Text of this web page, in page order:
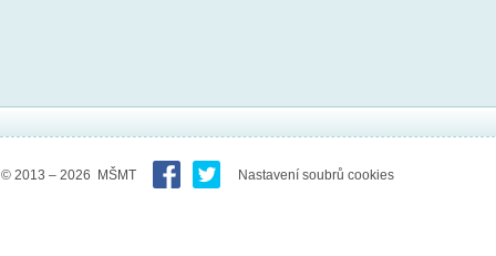
© 2013 – 2026 MŠMT Nastavení soubrů cookies